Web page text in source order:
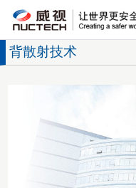
背散射技术